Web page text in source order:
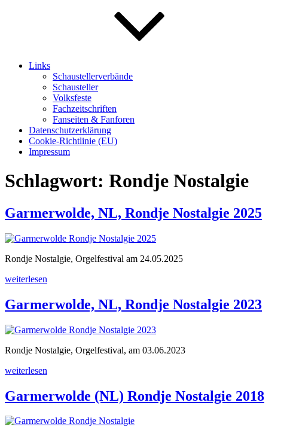
Links
Schaustellerverbände
Schausteller
Volksfeste
Fachzeitschriften
Fanseiten & Fanforen
Datenschutzerklärung
Cookie-Richtlinie (EU)
Impressum
Schlagwort: Rondje Nostalgie
Garmerwolde, NL, Rondje Nostalgie 2025
Rondje Nostalgie, Orgelfestival am 24.05.2025
„Garmerwolde,
Rondje
Nostalgie
weiterlesen
Garmerwolde, NL, Rondje Nostalgie 2023
Rondje Nostalgie, Orgelfestival, am 03.06.2023
„Garmerwolde,
Rondje
Nostalgie
weiterlesen
Garmerwolde (NL) Rondje Nostalgie 2018